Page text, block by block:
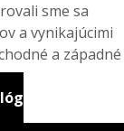
sme sa
a vynikajúcimi
a západné